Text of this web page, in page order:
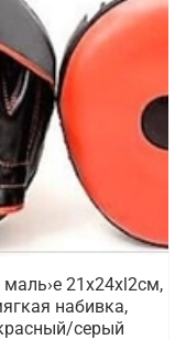
21x24xl2cм,
набивка,
серый